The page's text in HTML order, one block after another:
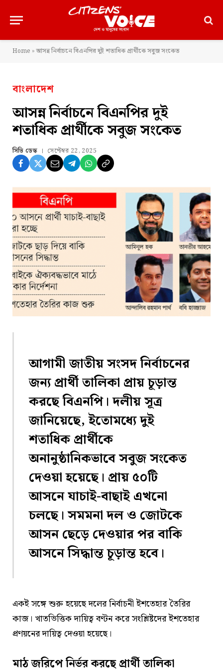
Home »আসন্ন নির্বাচনে বিএনপির দুই শতাধিক প্রার্থীকে সবুজ সংকেত
বাংলাদেশ
আসন্ন নির্বাচনে বিএনপির দুই
শতাধিক প্রার্থীকে সবুজ সংকেত
সিভি ডেস্ক সেপ্টেম্বর 22, 2025
আগামী জাতীয় সংসদ নির্বাচনের
জন্য প্রার্থী তালিকা প্রায় চূড়ান্ত
করছে বিএনপি। দলীয় সূত্র
জানিয়েছে, ইতোমধ্যে দুই
শতাধিক প্রার্থীকে
অনানুষ্ঠানিকভাবে সবুজ সংকেত
দেওয়া হয়েছে। প্রায় ৫০টি
আসনে যাচাই-বাছাই এখনো
চলছে। সমমনা দল ও জোটকে
আসন ছেড়ে দেওয়ার পর বাকি
আসনে সিদ্ধান্ত চূড়ান্ত হবে।
একই সঙ্গে শুরু হয়েছে দলের নির্বাচনী ইশতেহার তৈরির
কাজ। খাতভিত্তিক দায়িত্ব বণ্টন করে সংশ্লিষ্টদের ইশতেহার
প্রণয়নের দায়িত্ব দেওয়া হয়েছে।
মাঠ জরিপে নির্ভর করছে প্রার্থী তালিকা